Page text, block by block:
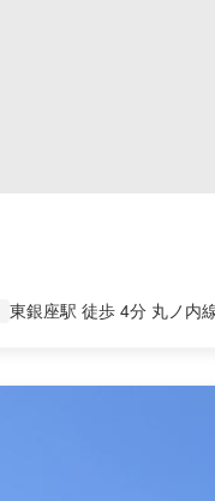
東銀座駅 徒歩 4分 丸ノ内